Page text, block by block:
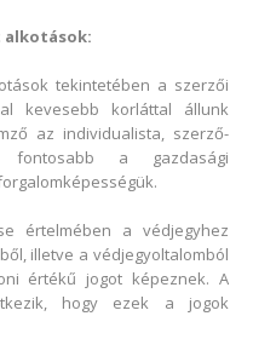
alkotások:
tekintetében a szerzői
kevesebb korláttal állunk
az individualista, szerző-
fontosabb a gazdasági
értelmében a védjegyhez
illetve a védjegyoltalomból
értékű jogot képeznek. A
hogy ezek a jogok